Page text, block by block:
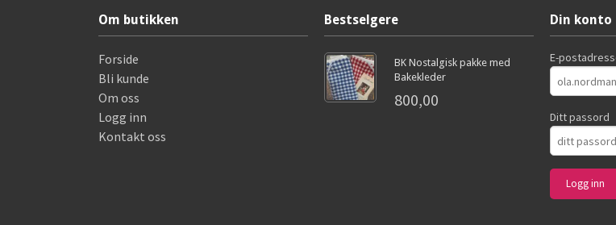
Om butikken
Forside
Bli kunde
Om oss
Logg inn
Kontakt oss
Bestselgere
BK Nostalgisk pakke med
Bakekleder
800,00
Din konto
E-
Ditt passord